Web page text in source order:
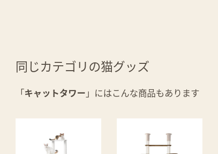
同じカテゴリの猫グッズ
「キャットタワー 」にはこんな商品もあります